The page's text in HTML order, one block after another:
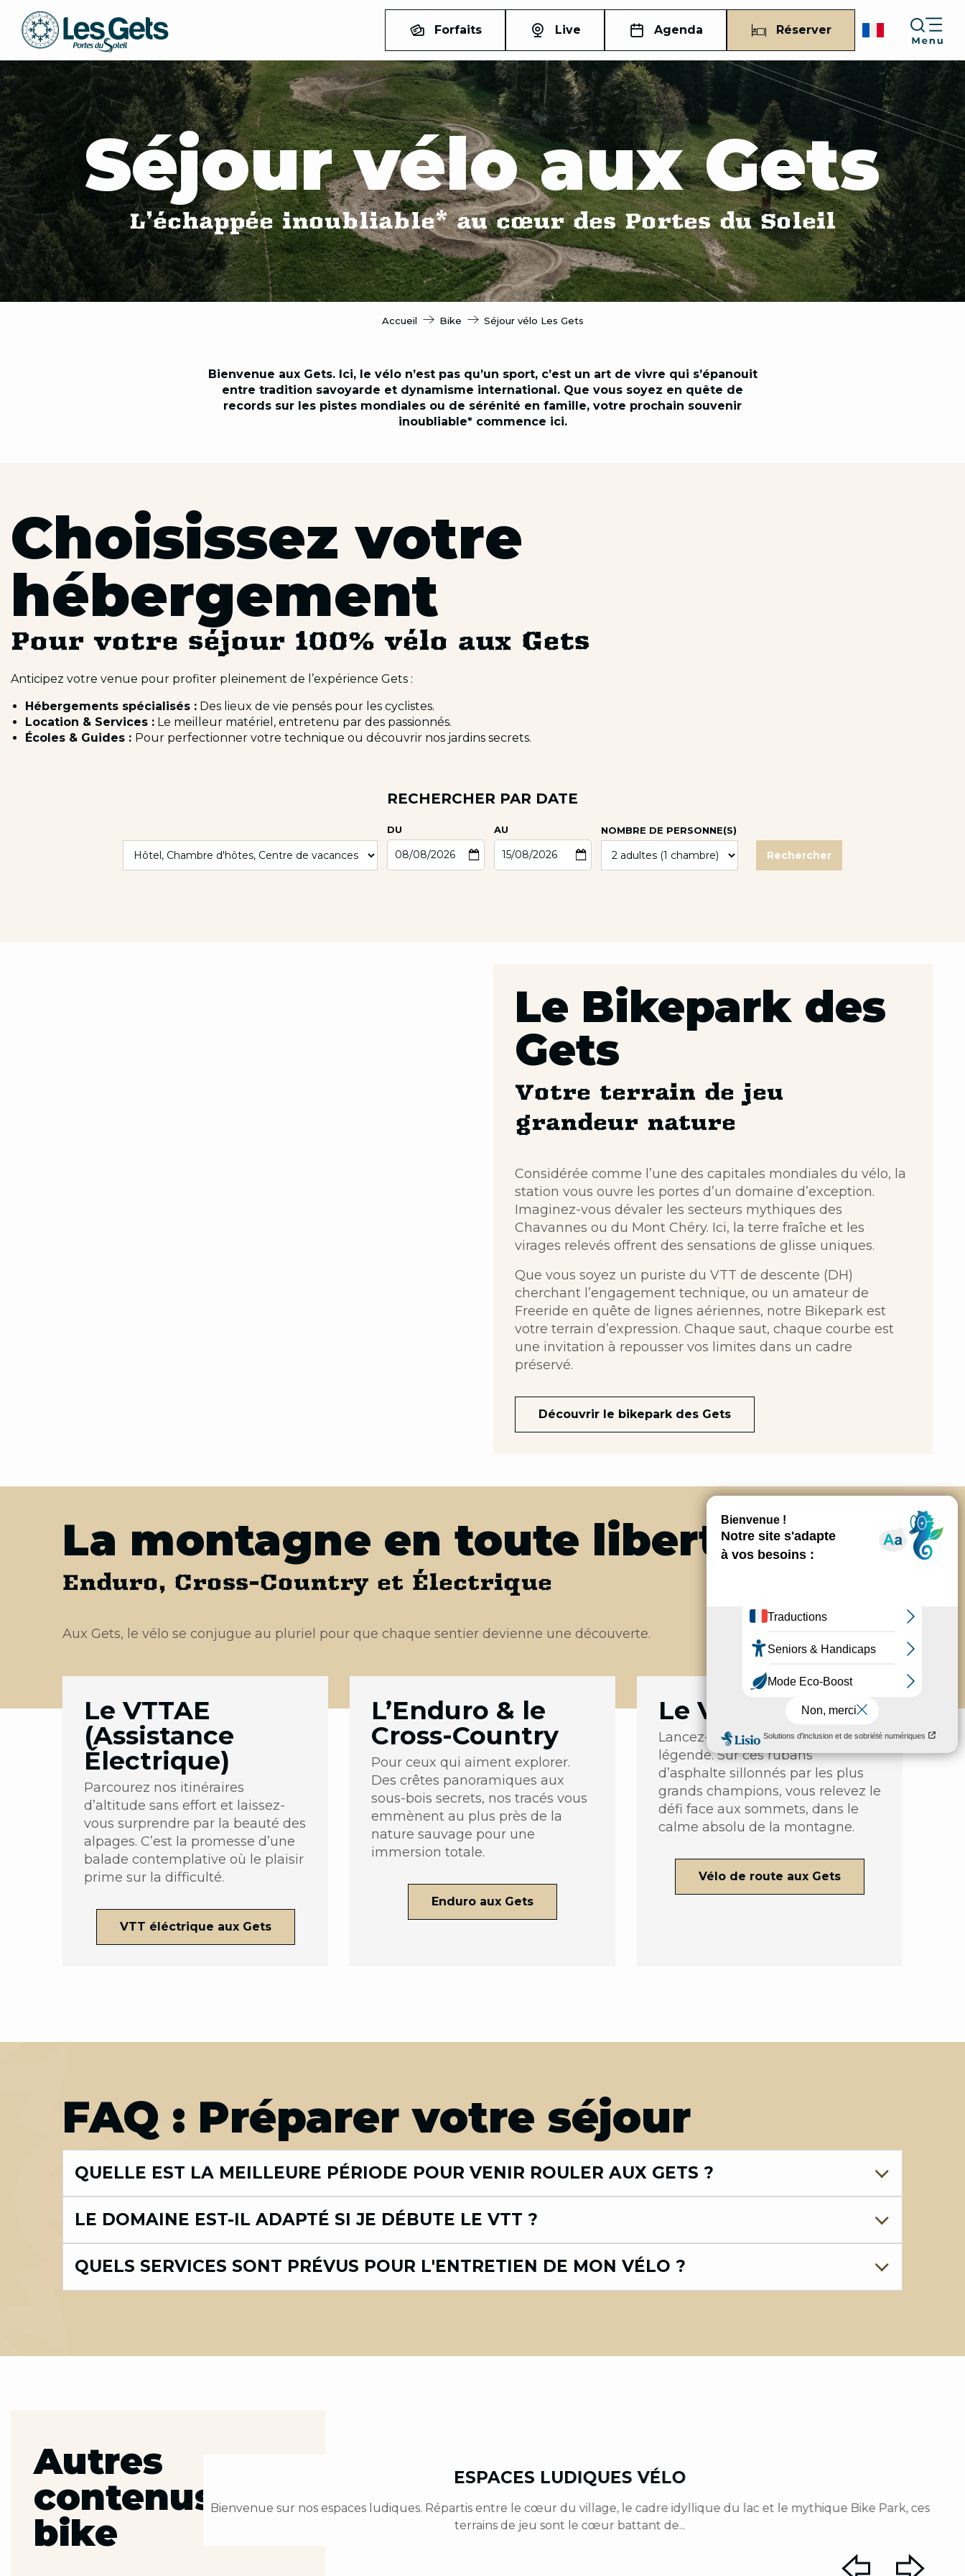
contenu
principal
Forfaits Live Agenda Réserver
Séjour vélo aux Gets
L’échappée inoubliable* au cœur des Portes du Soleil
Accueil Bike Séjour vélo Les Gets
Bienvenue aux Gets. Ici, le vélo n’est pas qu’un sport, c’est un art de vivre qui s’épanouit
entre tradition savoyarde et dynamisme international. Que vous soyez en quête de
records sur les pistes mondiales ou de sérénité en famille, votre prochain souvenir
inoubliable* commence ici.
Choisissez votre
hébergement
Pour votre séjour 100% vélo aux Gets
Anticipez votre venue pour profiter pleinement de l’expérience Gets :
Hébergements spécialisés : Des lieux de vie pensés pour les cyclistes.
Location & Services : Le meilleur matériel, entretenu par des passionnés.
Écoles & Guides : Pour perfectionner votre technique ou découvrir nos jardins secrets.
RECHERCHER PAR DATE
DU AU NOMBRE DE PERSONNE(S)
Le Bikepark des
Gets
Votre terrain de jeu
grandeur nature
Considérée comme l’une des capitales mondiales du vélo, la
station vous ouvre les portes d’un domaine d’exception.
Imaginez-vous dévaler les secteurs mythiques des
Chavannes ou du Mont Chéry. Ici, la terre fraîche et les
virages relevés offrent des sensations de glisse uniques.
Que vous soyez un puriste du VTT de descente (DH)
cherchant l’engagement technique, ou un amateur de
Freeride en quête de lignes aériennes, notre Bikepark est
votre terrain d’expression. Chaque saut, chaque courbe est
une invitation à repousser vos limites dans un cadre
préservé.
Découvrir le bikepark des Gets
La montagne en toute liberté
Enduro, Cross-Country et Électrique
Aux Gets, le vélo se conjugue au pluriel pour que chaque sentier devienne une découverte.
Le VTTAE
(Assistance
Électrique)
Parcourez nos itinéraires
d’altitude sans effort et laissez-
vous surprendre par la beauté des
alpages. C’est la promesse d’une
balade contemplative où le plaisir
prime sur la difficulté.
VTT éléctrique aux Gets
L’Enduro & le
Cross-Country
Pour ceux qui aiment explorer.
Des crêtes panoramiques aux
sous-bois secrets, nos tracés vous
emmènent au plus près de la
nature sauvage pour une
immersion totale.
Enduro aux Gets
Le Vélo de Route
Lancez-vous à l’assaut des cols de
légende. Sur ces rubans
d’asphalte sillonnés par les plus
grands champions, vous relevez le
défi face aux sommets, dans le
calme absolu de la montagne.
Vélo de route aux Gets
FAQ : Préparer votre séjour
QUELLE EST LA MEILLEURE PÉRIODE POUR VENIR ROULER AUX GETS ?
LE DOMAINE EST-IL ADAPTÉ SI JE DÉBUTE LE VTT ?
QUELS SERVICES SONT PRÉVUS POUR L'ENTRETIEN DE MON VÉLO ?
Autres
contenus
bike
ESPACES LUDIQUES VÉLO
Bienvenue sur nos espaces ludiques. Répartis entre le cœur du village, le cadre idyllique du lac et le mythique Bike Park, ces
terrains de jeu sont le cœur battant de...